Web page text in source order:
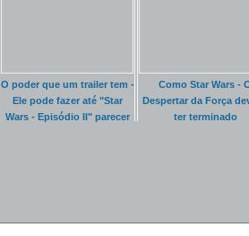
O poder que um trailer tem -
Ele pode fazer até "Star
Wars - Episódio II" parecer
Como Star Wars -
Despertar da Força
ter terminado